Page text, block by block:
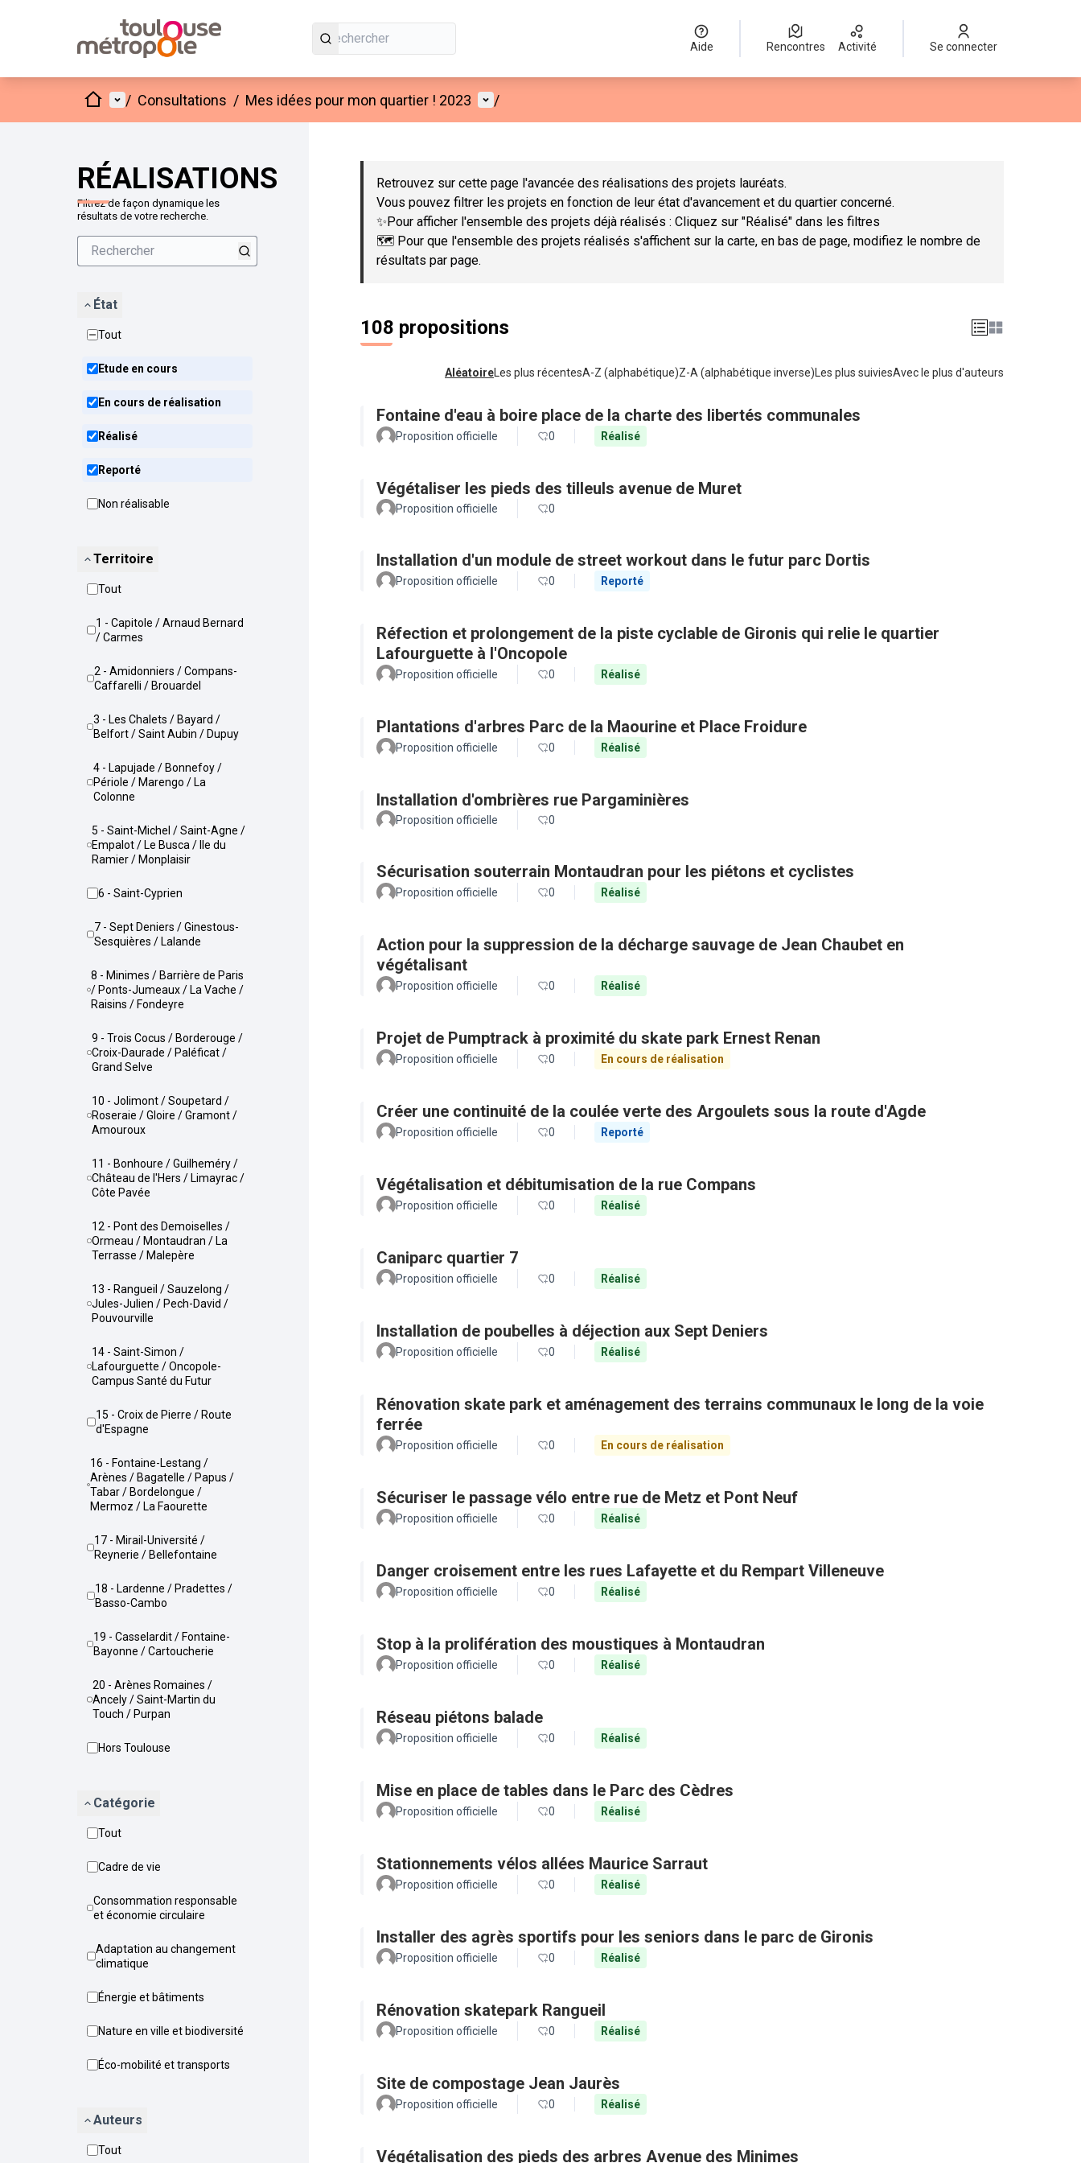
Aide Rencontres Activité Se connecter
AccueilMenu principal
/ Consultations / Mes idées pour mon quartier ! 2023 Menu utilisateur
/
RÉALISATIONS
Filtrez de façon dynamique les
résultats de votre recherche.
État
Tout
Etude en cours
En cours de réalisation
Réalisé
Reporté
Non réalisable
Territoire
Tout
1 - Capitole / Arnaud Bernard
/ Carmes
2 - Amidonniers / Compans-
Caffarelli / Brouardel
3 - Les Chalets / Bayard /
Belfort / Saint Aubin / Dupuy
4 - Lapujade / Bonnefoy /
Périole / Marengo / La
Colonne
5 - Saint-Michel / Saint-Agne /
Empalot / Le Busca / Ile du
Ramier / Monplaisir
6 - Saint-Cyprien
7 - Sept Deniers / Ginestous-
Sesquières / Lalande
8 - Minimes / Barrière de Paris
/ Ponts-Jumeaux / La Vache /
Raisins / Fondeyre
9 - Trois Cocus / Borderouge /
Croix-Daurade / Paléficat /
Grand Selve
10 - Jolimont / Soupetard /
Roseraie / Gloire / Gramont /
Amouroux
11 - Bonhoure / Guilheméry /
Château de l'Hers / Limayrac /
Côte Pavée
12 - Pont des Demoiselles /
Ormeau / Montaudran / La
Terrasse / Malepère
13 - Rangueil / Sauzelong /
Jules-Julien / Pech-David /
Pouvourville
14 - Saint-Simon /
Lafourguette / Oncopole-
Campus Santé du Futur
15 - Croix de Pierre / Route
d'Espagne
16 - Fontaine-Lestang /
Arènes / Bagatelle / Papus /
Tabar / Bordelongue /
Mermoz / La Faourette
17 - Mirail-Université /
Reynerie / Bellefontaine
18 - Lardenne / Pradettes /
Basso-Cambo
19 - Casselardit / Fontaine-
Bayonne / Cartoucherie
20 - Arènes Romaines /
Ancely / Saint-Martin du
Touch / Purpan
Hors Toulouse
Catégorie
Tout
Cadre de vie
Consommation responsable
et économie circulaire
Adaptation au changement
climatique
Énergie et bâtiments
Nature en ville et biodiversité
Éco-mobilité et transports
Auteurs
Tout
Passer la carte
Retrouvez sur cette page l'avancée des réalisations des projets lauréats.
Vous pouvez filtrer les projets en fonction de leur état d'avancement et du quartier concerné.
✨Pour afficher l'ensemble des projets déjà réalisés : Cliquez sur "Réalisé" dans les filtres
🗺️ Pour que l'ensemble des projets réalisés s'affichent sur la carte, en bas de page, modifiez le nombre de
résultats par page.
108 propositions
Aléatoire Les plus récentesA-Z (alphabétique)Z-A (alphabétique inverse) Les plus suiviesAvec le plus d'auteurs
Fontaine d'eau à boire place de la charte des libertés communales
Proposition officielle 0 Réalisé
Végétaliser les pieds des tilleuls avenue de Muret
Proposition officielle 0
Installation d'un module de street workout dans le futur parc Dortis
Proposition officielle 0 Reporté
Réfection et prolongement de la piste cyclable de Gironis qui relie le quartier
Lafourguette à l'Oncopole
Proposition officielle 0 Réalisé
Plantations d'arbres Parc de la Maourine et Place Froidure
Proposition officielle 0 Réalisé
Installation d'ombrières rue Pargaminières
Proposition officielle 0
Sécurisation souterrain Montaudran pour les piétons et cyclistes
Proposition officielle 0 Réalisé
Action pour la suppression de la décharge sauvage de Jean Chaubet en
végétalisant
Proposition officielle 0 Réalisé
Projet de Pumptrack à proximité du skate park Ernest Renan
Proposition officielle 0 En cours de réalisation
Créer une continuité de la coulée verte des Argoulets sous la route d'Agde
Proposition officielle 0 Reporté
Végétalisation et débitumisation de la rue Compans
Proposition officielle 0 Réalisé
Caniparc quartier 7
Proposition officielle 0 Réalisé
Installation de poubelles à déjection aux Sept Deniers
Proposition officielle 0 Réalisé
Rénovation skate park et aménagement des terrains communaux le long de la voie
ferrée
Proposition officielle 0 En cours de réalisation
Sécuriser le passage vélo entre rue de Metz et Pont Neuf
Proposition officielle 0 Réalisé
Danger croisement entre les rues Lafayette et du Rempart Villeneuve
Proposition officielle 0 Réalisé
Stop à la prolifération des moustiques à Montaudran
Proposition officielle 0 Réalisé
Réseau piétons balade
Proposition officielle 0 Réalisé
Mise en place de tables dans le Parc des Cèdres
Proposition officielle 0 Réalisé
Stationnements vélos allées Maurice Sarraut
Proposition officielle 0 Réalisé
Installer des agrès sportifs pour les seniors dans le parc de Gironis
Proposition officielle 0 Réalisé
Rénovation skatepark Rangueil
Proposition officielle 0 Réalisé
Site de compostage Jean Jaurès
Proposition officielle 0 Réalisé
Végétalisation des pieds des arbres Avenue des Minimes